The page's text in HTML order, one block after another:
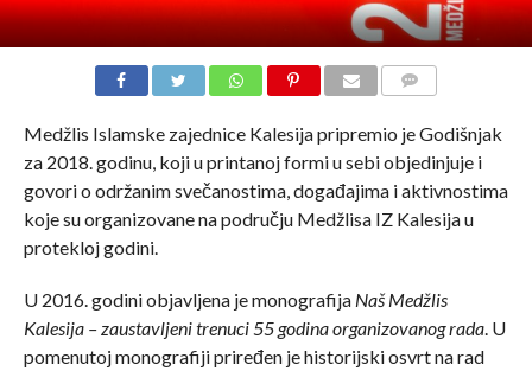
Medžlis Islamske zajednice Kalesija pripremio je Godišnjak
za 2018. godinu, koji u printanoj formi u sebi objedinjuje i
govori o održanim svečanostima, događajima i aktivnostima
koje su organizovane na području Medžlisa IZ Kalesija u
protekloj godini.
U 2016. godini objavljena je monografijaNaš Medžlis
Kalesija – zaustavljeni trenuci 55 godina organizovanog rada. U
pomenutoj monografiji priređen je historijski osvrt na rad